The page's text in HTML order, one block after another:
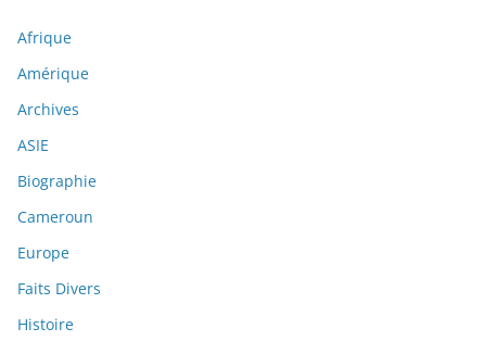
Afrique
Amérique
Archives
ASIE
Biographie
Cameroun
Europe
Faits Divers
Histoire